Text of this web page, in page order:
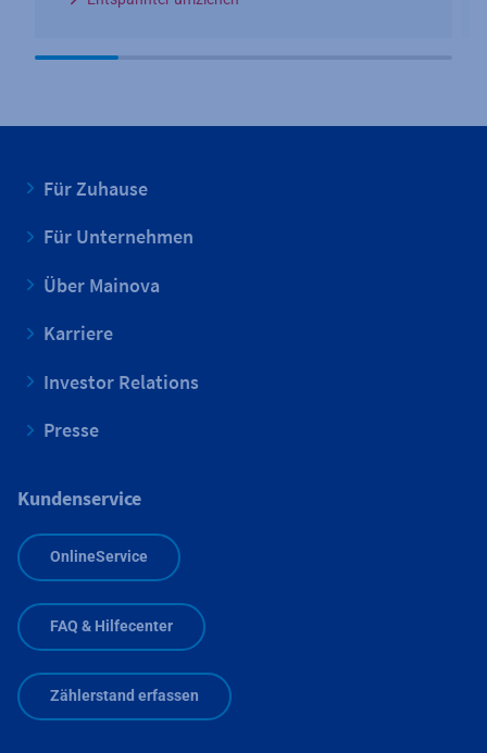
Für Zuhause
Für Unternehmen
Über Mainova
Karriere
Investor Relations
Presse
Kundenservice
OnlineService
FAQ & Hilfecenter
Zählerstand erfassen